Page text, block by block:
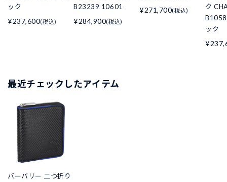
ック
¥237,600(税込)
B23239 10601
¥284,900(税込)
¥271,700(税込)
ク
ック
最近チェックしたアイテム
バーバリー 二つ折り